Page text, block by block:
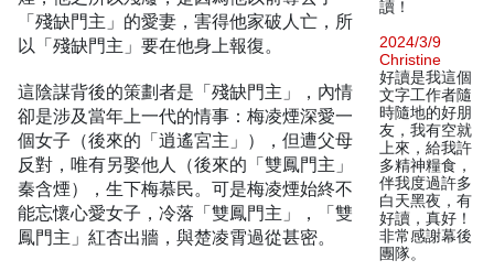
「殘缺門主」的愛妻，害得他家破人亡，所
以「殘缺門主」要在他身上報復。
這陰謀背後的策劃者是「殘缺門主」，內情
卻是涉及當年上一代的情事：梅凌煙深愛一
個女子（後來的「逍遙宮主」），但遭父母
反對，唯有另娶他人（後來的「雙鳳門主」
秦含煙），生下梅慕民。可是梅凌煙始終不
能忘懷心愛女子，冷落「雙鳳門主」，「雙
鳳門主」紅杏出牆，與楚凌霄過從甚密。
讀！
2024/3/9
Christine
好讀是我這個
文字工作者隨
時隨地的好朋
友，我有空就
上來，給我許
多精神糧食，
伴我度過許多
白天黑夜，有
好讀，真好！
非常感謝幕後
團隊。